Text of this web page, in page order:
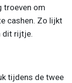
troeven om
cashen. Zo lijkt
dit rijtje.
tijdens de twee